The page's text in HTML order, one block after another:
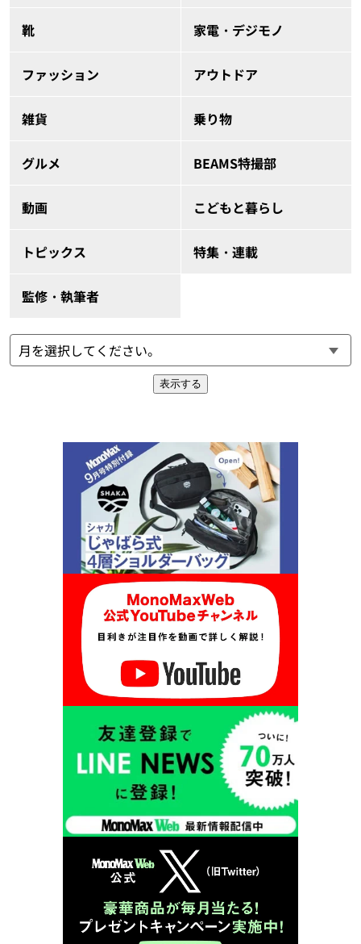
靴 家電・デジモノ
ファッション アウトドア
雑貨 乗り物
グルメ BEAMS特撮部
動画 こどもと暮らし
トピックス 特集・連載
監修・執筆者
表示する